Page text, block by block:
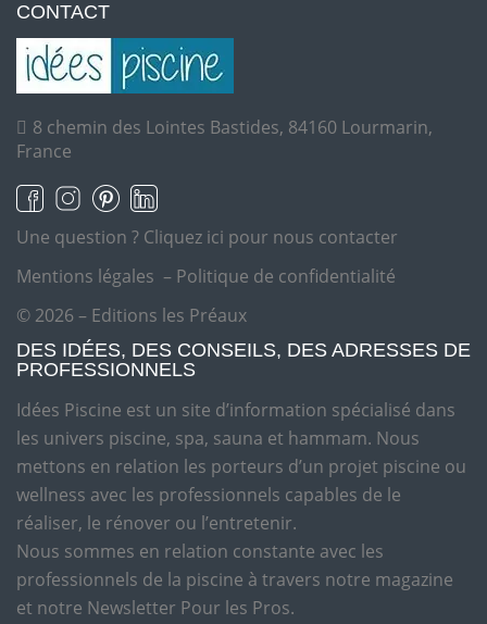
CONTACT
8 chemin des Lointes Bastides, 84160 Lourmarin,
France
Une question ? Cliquez ici pour nous contacter
Mentions légales – Politique de confidentialité
© 2026 – Editions les Préaux
DES IDÉES, DES CONSEILS, DES ADRESSES DE
PROFESSIONNELS
Idées Piscine est un site d’information spécialisé dans
les univers piscine, spa, sauna et hammam. Nous
mettons en relation les porteurs d’un projet piscine ou
wellness avec les professionnels capables de le
réaliser, le rénover ou l’entretenir.
Nous sommes en relation constante avec les
professionnels de la piscine à travers notre magazine
et notre Newsletter Pour les Pros.